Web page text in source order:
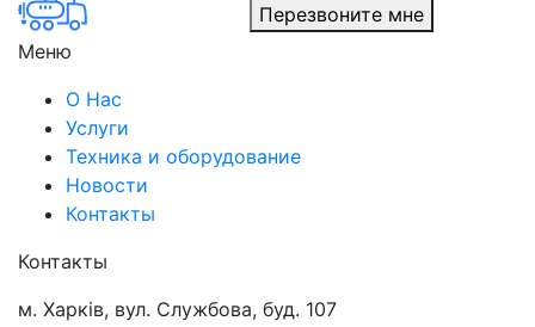
Перезвоните мне
Меню
О Нас
Услуги
Техника и оборудование
Новости
Контакты
Контакты
м. Харків, вул. Службова, буд. 107